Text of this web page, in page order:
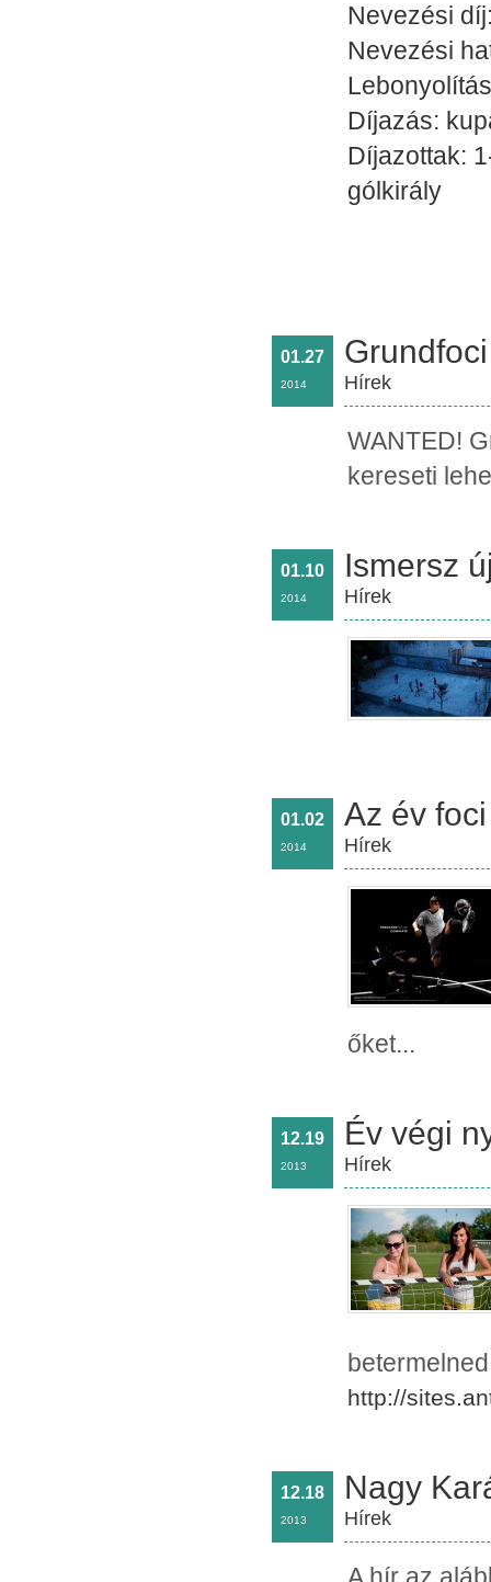
Nevezési
Nevezési
Díjazás:
Díjazottak:
gólkirály
01.27
2014 Hírek
WANTED!
kereseti
01.10
2014
Ismersz
Hírek
01.02
2014
Az év
Hírek
őket...
12.19
2013
Év végi
Hírek
http://
12.18
2013
Nagy
Hírek